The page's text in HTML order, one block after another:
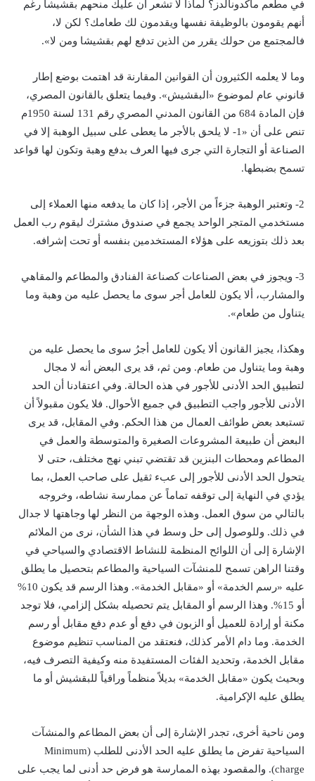
في مطعم ماكدونالدز؟ لماذا لا تشعر أن عليك منحهم بقشيشا رغم
أنهم يقومون بالوظيفة نفسها ويقدمون لك طعامك؟ لكن لا،
فالمجتمع من حولك يقرر من الذين تدفع لهم بقشيشا ومن لا».
وما لا يعلمه الكثيرون أن القوانين المقارنة قد اهتمت بوضع إطار
قانوني عام لموضوع «البقشيش». وفيما يتعلق بالقانون المصري،
فإن المادة 684 من القانون المدني المصري رقم 131 لسنة 1950م
تنص على أن «1- لا يلحق بالأجر ما يعطى على سبيل الوهبة إلا في
الصناعة أو التجارة التي جرى فيها العرف بدفع وهبة وتكون لها قواعد
تسمح بضبطها.
2- وتعتبر الوهبة جزءاً من الأجر، إذا كان ما يدفعه منها العملاء إلى
مستخدمي المتجر الواحد يجمع في صندوق مشترك ليقوم رب العمل
بعد ذلك بتوزيعه على هؤلاء المستخدمين بنفسه أو تحت إشرافه.
3- ويجوز في بعض الصناعات كصناعة الفنادق والمطاعم والمقاهي
والمشارب، ألا يكون للعامل أجر سوى ما يحصل عليه من وهبة وما
يتناول من طعام».
وهكذا، يجيز القانون ألا يكون للعامل أجرُ سوى ما يحصل عليه من
وهبة وما يتناول من طعام. ومن ثم، قد يرى البعض أنه لا مجال
لتطبيق الحد الأدنى للأجور في هذه الحالة. وفي اعتقادنا أن الحد
الأدنى للأجور واجب التطبيق في جميع الأحوال. فلا يكون مقبولاً أن
تستبعد بعض طوائف العمال من هذا الحكم. وفي المقابل، قد يرى
البعض أن طبيعة المشروعات الصغيرة والمتوسطة والعمل في
المطاعم ومحطات البنزين قد تقتضي تبني نهج مختلف، حتى لا
يتحول الحد الأدنى للأجور إلى عبء ثقيل على صاحب العمل، بما
يؤدي في النهاية إلى توقفه تماماً عن ممارسة نشاطه، وخروجه
بالتالي من سوق العمل. وهذه الوجهة من النظر لها وجاهتها لا جدال
في ذلك. وللوصول إلى حل وسط في هذا الشأن، نرى من الملائم
الإشارة إلى أن اللوائح المنظمة للنشاط الاقتصادي والسياحي في
وقتنا الراهن تسمح للمنشآت السياحية والمطاعم بتحصيل ما يطلق
عليه «رسم الخدمة» أو «مقابل الخدمة». وهذا الرسم قد يكون 10%
أو 15%. وهذا الرسم أو المقابل يتم تحصيله بشكل إلزامي، فلا توجد
مكنة أو إرادة للعميل أو الزبون في دفع أو عدم دفع مقابل أو رسم
الخدمة. وما دام الأمر كذلك، فنعتقد من المناسب تنظيم موضوع
مقابل الخدمة، وتحديد الفئات المستفيدة منه وكيفية التصرف فيه،
وبحيث يكون «مقابل الخدمة» بديلاً منظماً وراقياً للبقشيش أو ما
يطلق عليه الإكرامية.
ومن ناحية أخرى، تجدر الإشارة إلى أن بعض المطاعم والمنشآت
السياحية تفرض ما يطلق عليه الحد الأدنى للطلب (Minimum
charge). والمقصود بهذه الممارسة هو فرض حد أدنى لما يجب على